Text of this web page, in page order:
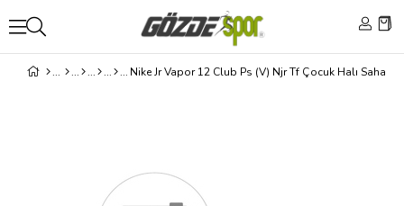
Nike Jr Vapor 12 Club Ps (V) Njr Tf Çocuk Halı Saha